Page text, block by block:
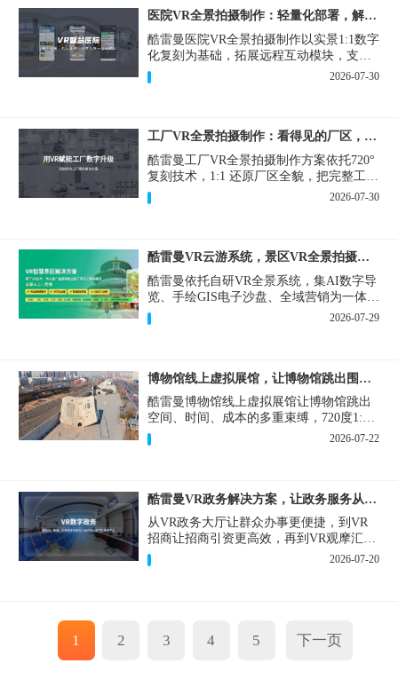
医院VR全景拍摄制作：轻量化部署，解决医患真实痛点
酷雷曼医院VR全景拍摄制作以实景1:1数字
化复刻为基础，拓展远程互动模块，支持
定制，轻量化搭建部署，可挂载在公众
号、官网等线上平台。
2026-07-30
工厂VR全景拍摄制作：看得见的厂区，省下来的成本
酷雷曼工厂VR全景拍摄制作方案依托720°
复刻技术，1:1 还原厂区全貌，把完整工厂
搬进手机、电脑大屏，既是工厂对外拓客
的数字化名片，也是内部管理、人员培训
2026-07-30
酷雷曼VR云游系统，景区VR全景拍摄制作一站式落地
酷雷曼依托自研VR全景系统，集AI数字导
览、手绘GIS电子沙盘、全域营销为一体，
打造从VR全景拍摄制作到成熟VR云游落
地案例。
2026-07-29
博物馆线上虚拟展馆，让博物馆跳出围墙让历史随处可及
酷雷曼博物馆线上虚拟展馆让博物馆跳出
空间、时间、成本的多重束缚，720度1:1
实景复刻的VR数字展厅，已经成为博物馆
数字化刚需新基建。
2026-07-22
酷雷曼VR政务解决方案，让政务服务从“看得见”开始
从VR政务大厅让群众办事更便捷，到VR
招商让招商引资更高效，再到VR观摩汇报
让政务成果更直观，酷雷曼VR政务解决方
案，解锁政务服务新体验，让服务从“看得
2026-07-20
1 2 3 4 5 下一页